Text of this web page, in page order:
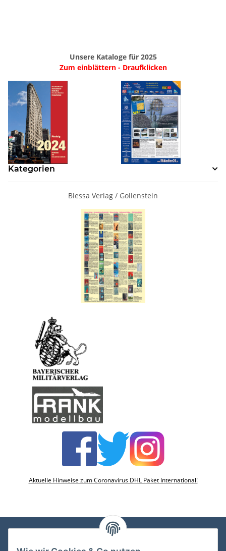
Unsere Kataloge für 2025
Zum einblättern - Draufklicken
Kategorien
Blessa Verlag / Gollenstein
Aktuelle Hinweise zum Coronavirus DHL Paket International!